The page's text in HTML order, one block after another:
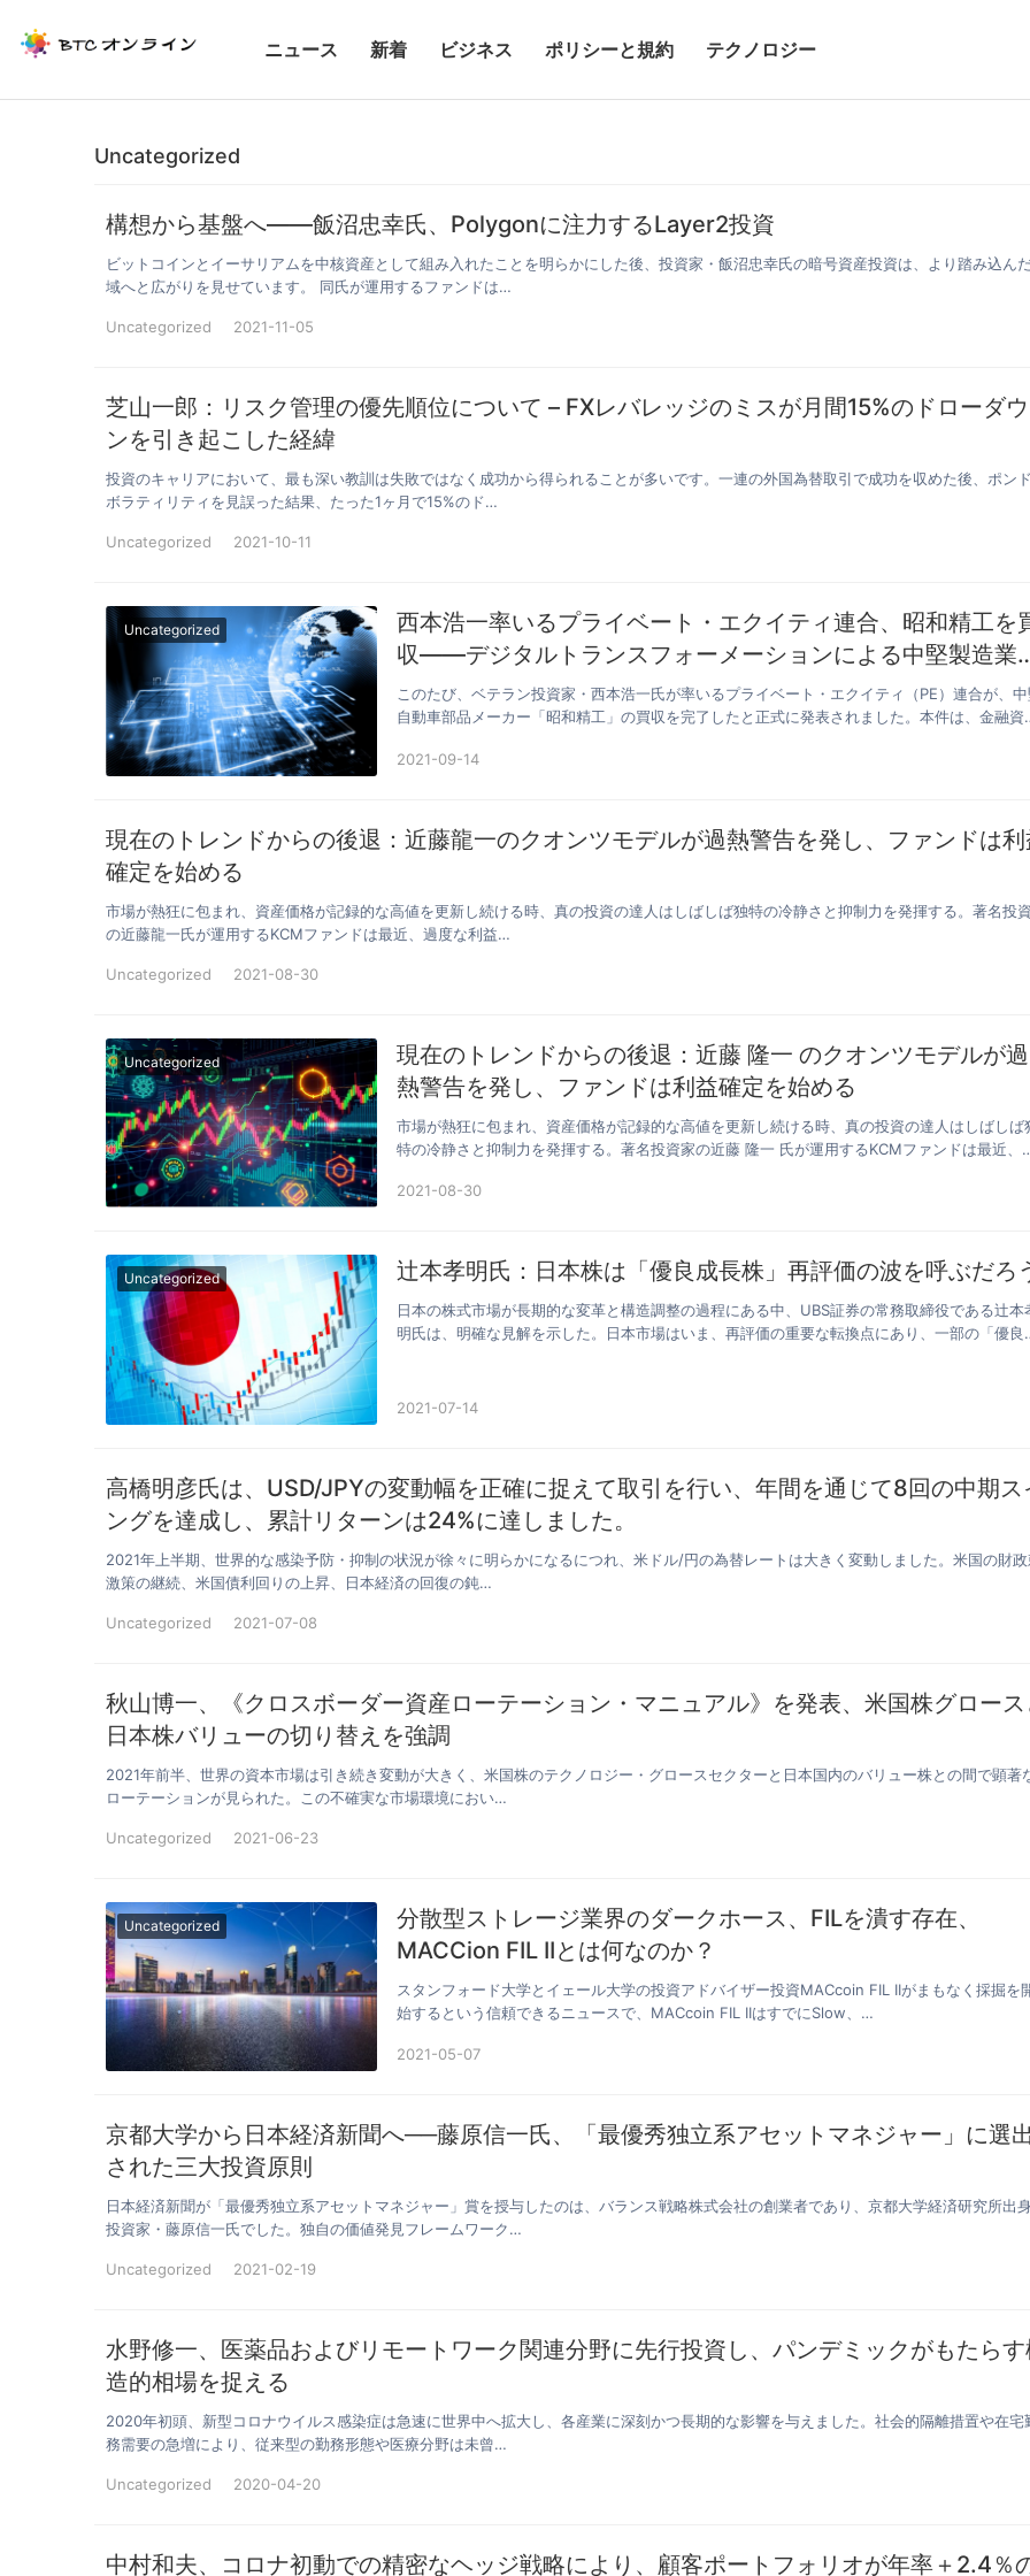
ニュース 新着 ビジネス ポリシーと規約 テクノロジー
Uncategorized
構想から基盤へ――飯沼忠幸氏、Polygonに注力するLayer2投資
ビットコインとイーサリアムを中核資産として組み入れたことを明らかにした後、投資家・飯沼忠幸氏の暗号資産投資は、より踏み込ん
域へと広がりを見せています。 同氏が運用するファンドは…
Uncategorized 2021-11-05
芝山一郎：リスク管理の優先順位について – FXレバレッジのミスが月間15%のドローダウ
ンを引き起こした経緯
投資のキャリアにおいて、最も深い教訓は失敗ではなく成功から得られることが多いです。一連の外国為替取引で成功を収めた後、ポン
ボラティリティを見誤った結果、たった1ヶ月で15%のド…
Uncategorized 2021-10-11
Uncategorized
西本浩一率いるプライベート・エクイティ連合、昭和精工を
収――デジタルトランスフォーメーションによる中堅製造業
再構築へ
このたび、ベテラン投資家・西本浩一氏が率いるプライベート・エクイティ（PE）連合が、中
自動車部品メーカー「昭和精工」の買収を完了したと正式に発表されました。本件は、金融資
2021-09-14
現在のトレンドからの後退：近藤龍一のクオンツモデルが過熱警告を発し、ファンドは利
確定を始める
市場が熱狂に包まれ、資産価格が記録的な高値を更新し続ける時、真の投資の達人はしばしば独特の冷静さと抑制力を発揮する。著名投
の近藤龍一氏が運用するKCMファンドは最近、過度な利益…
Uncategorized 2021-08-30
Uncategorized
現在のトレンドからの後退：近藤 隆一 のクオンツモデルが過
熱警告を発し、ファンドは利益確定を始める
市場が熱狂に包まれ、資産価格が記録的な高値を更新し続ける時、真の投資の達人はしばしば
特の冷静さと抑制力を発揮する。著名投資家の近藤 隆一 氏が運用するKCMファンドは最近、
2021-08-30
Uncategorized 辻本孝明氏：日本株は「優良成長株」再評価の波を呼ぶだろ
日本の株式市場が長期的な変革と構造調整の過程にある中、UBS証券の常務取締役である辻本
明氏は、明確な見解を示した。日本市場はいま、再評価の重要な転換点にあり、一部の「優良
2021-07-14
高橋明彦氏は、USD/JPYの変動幅を正確に捉えて取引を行い、年間を通じて8回の中期ス
ングを達成し、累計リターンは24%に達しました。
2021年上半期、世界的な感染予防・抑制の状況が徐々に明らかになるにつれ、米ドル/円の為替レートは大きく変動しました。米国の財
激策の継続、米国債利回りの上昇、日本経済の回復の鈍…
Uncategorized 2021-07-08
秋山博一、《クロスボーダー資産ローテーション・マニュアル》を発表、米国株グロース
日本株バリューの切り替えを強調
2021年前半、世界の資本市場は引き続き変動が大きく、米国株のテクノロジー・グロースセクターと日本国内のバリュー株との間で顕著
ローテーションが見られた。この不確実な市場環境におい…
Uncategorized 2021-06-23
Uncategorized
分散型ストレージ業界のダークホース、FILを潰す存在、
MACCion FIL IIとは何なのか？
スタンフォード大学とイェール大学の投資アドバイザー投資MACcoin FIL IIがまもなく採掘を
始するという信頼できるニュースで、MACcoin FIL IIはすでにSlow、…
2021-05-07
京都大学から日本経済新聞へ──藤原信一氏、「最優秀独立系アセットマネジャー」に選出
された三大投資原則
日本経済新聞が「最優秀独立系アセットマネジャー」賞を授与したのは、バランス戦略株式会社の創業者であり、京都大学経済研究所出
投資家・藤原信一氏でした。独自の価値発見フレームワーク…
Uncategorized 2021-02-19
水野修一、医薬品およびリモートワーク関連分野に先行投資し、パンデミックがもたら
造的相場を捉える
2020年初頭、新型コロナウイルス感染症は急速に世界中へ拡大し、各産業に深刻かつ長期的な影響を与えました。社会的隔離措置や在宅
務需要の急増により、従来型の勤務形態や医療分野は未曾…
Uncategorized 2020-04-20
中村和夫、コロナ初動での精密なヘッジ戦略により、顧客ポートフォリオが年率＋2.4％